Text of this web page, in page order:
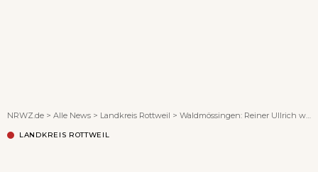
NRWZ.de > Alle News > Landkreis Rottweil > Waldmössingen: Reiner Ullrich wird neuer Ortsvorsteher
LANDKREIS ROTTWEIL